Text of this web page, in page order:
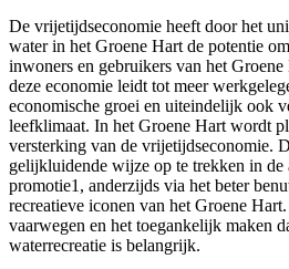
De vrijetijdseconomie heeft door het
water in het Groene Hart de potentie
inwoners en gebruikers van het
deze economie leidt tot meer
economische groei en uiteindelijk ook
leefklimaat. In het Groene Hart wordt
versterking van de vrijetijdseconomie.
gelijkluidende wijze op te trekken in de
promotie1, anderzijds via het beter
recreatieve iconen van het Groene
vaarwegen en het toegankelijk maken
waterrecreatie is belangrijk.